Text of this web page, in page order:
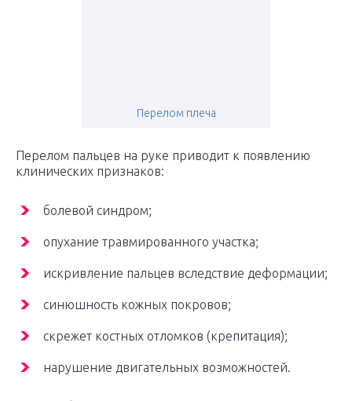
Перелом плеча
Перелом пальцев на руке приводит к появлению
клинических признаков:
болевой синдром;
опухание травмированного участка;
искривление пальцев вследствие деформации;
синюшность кожных покровов;
скрежет костных отломков (крепитация);
нарушение двигательных возможностей.